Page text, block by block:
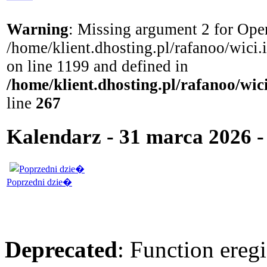
Warning: Missing argument 2 for
/home/klient.dhosting.pl/rafanoo/
on line 1199 and defined in
/home/klient.dhosting.pl/rafanoo/
line 267
Kalendarz - 31 marca 2026
Poprzedni dzie�
Deprecated: Function